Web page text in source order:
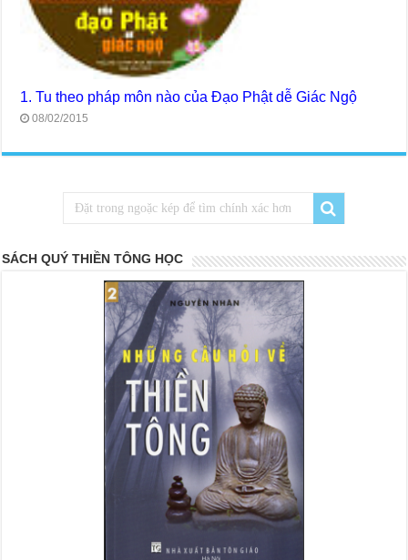
1. Tu theo pháp môn nào của Đạo Phật dễ Giác Ngộ
08/02/2015
SÁCH QUÝ THIỀN TÔNG HỌC